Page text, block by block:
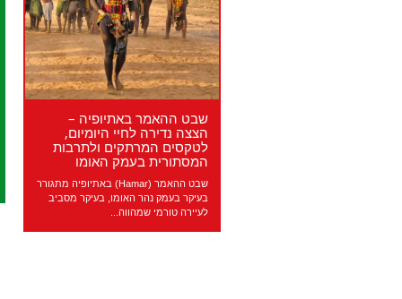
שבט ההאמר באתיופיה –
הצצה נדירה לחיי היומיום,
לטקסים המרתקים ולתרבות
המסתורית בעמק האומו
שבט ההאמר (Hamar) באתיופיה מתגורר
בעיקר בעמק נהר האומו, בעיקר מסביב
לעיירה טורמי שמהווה...